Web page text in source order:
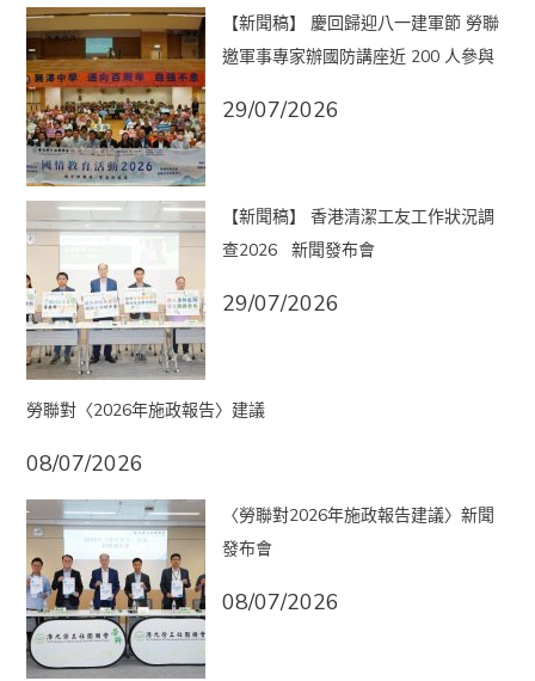
【新聞稿】 慶回歸迎八一建軍節 勞聯
邀軍事專家辦國防講座近 200 人參與
29/07/2026
【新聞稿】 香港清潔工友工作狀況調
查2026 新聞發布會
29/07/2026
勞聯對〈2026年施政報告〉建議
08/07/2026
〈勞聯對2026年施政報告建議〉新聞
發布會
08/07/2026